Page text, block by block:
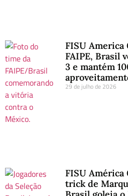
FISU America
FAIPE, Brasil
3 e mantém
29 de julho de 2026
FISU América
trick de